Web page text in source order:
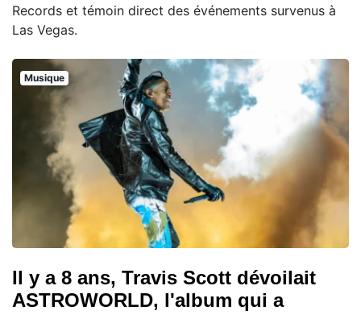
Records et témoin direct des événements survenus à
Las Vegas.
Musique
Il y a 8 ans, Travis Scott dévoilait
ASTROWORLD, l'album qui a